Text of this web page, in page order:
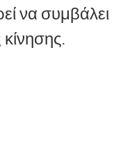
να συμβάλει